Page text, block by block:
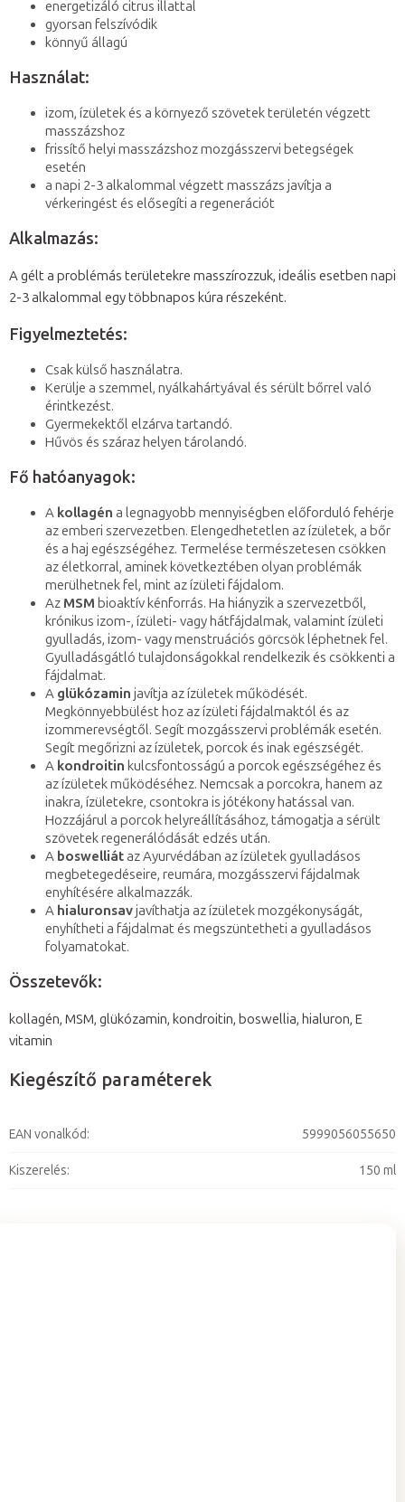
energetizáló citrus illattal
gyorsan felszívódik
könnyű állagú
Használat:
izom, ízületek és a környező szövetek területén végzett
masszázshoz
frissítő helyi masszázshoz mozgásszervi betegségek
esetén
a napi 2-3 alkalommal végzett masszázs javítja a
vérkeringést és elősegíti a regenerációt
Alkalmazás:
A gélt a problémás területekre masszírozzuk, ideális esetben napi
2-3 alkalommal egy többnapos kúra részeként.
Figyelmeztetés:
Csak külső használatra.
Kerülje a szemmel, nyálkahártyával és sérült bőrrel való
érintkezést.
Gyermekektől elzárva tartandó.
Hűvös és száraz helyen tárolandó.
Fő hatóanyagok:
A kollagén a legnagyobb mennyiségben előforduló fehérje
az emberi szervezetben. Elengedhetetlen az ízületek, a bőr
és a haj egészségéhez. Termelése természetesen csökken
az életkorral, aminek következtében olyan problémák
merülhetnek fel, mint az ízületi fájdalom.
Az MSM bioaktív kénforrás. Ha hiányzik a szervezetből,
krónikus izom-, ízületi- vagy hátfájdalmak, valamint ízületi
gyulladás, izom- vagy menstruációs görcsök léphetnek fel.
Gyulladásgátló tulajdonságokkal rendelkezik és csökkenti a
fájdalmat.
A glükózamin javítja az ízületek működését.
Megkönnyebbülést hoz az ízületi fájdalmaktól és az
izommerevségtől. Segít mozgásszervi problémák esetén.
Segít megőrizni az ízületek, porcok és inak egészségét.
A kondroitin kulcsfontosságú a porcok egészségéhez és
az ízületek működéséhez. Nemcsak a porcokra, hanem az
inakra, ízületekre, csontokra is jótékony hatással van.
Hozzájárul a porcok helyreállításához, támogatja a sérült
szövetek regenerálódását edzés után.
A boswelliátaz Ayurvédában az ízületek gyulladásos
megbetegedéseire, reumára, mozgásszervi fájdalmak
enyhítésére alkalmazzák.
A hialuronsavjavíthatja az ízületek mozgékonyságát,
enyhítheti a fájdalmat és megszüntetheti a gyulladásos
folyamatokat.
Összetevők:
kollagén, MSM, glükózamin, kondroitin, boswellia, hialuron, E
vitamin
Kiegészítő paraméterek
EAN vonalkód: 5999056055650
Kiszerelés: 150 ml